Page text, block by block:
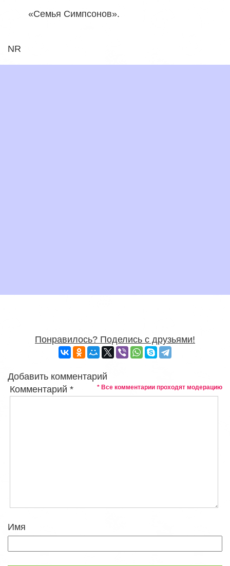
«Семья Симпсонов».
NR
Понравилось? Поделись с друзьями!
Добавить комментарий
* Все комментарии проходят модерацию
Комментарий*
Имя